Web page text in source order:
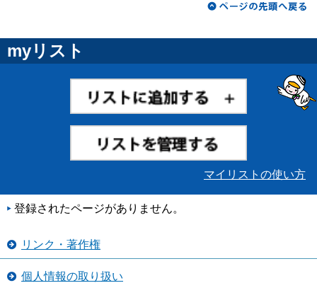
myリスト
マイリストの使い方
登録されたページがありません。
リンク・著作権
個人情報の取り扱い